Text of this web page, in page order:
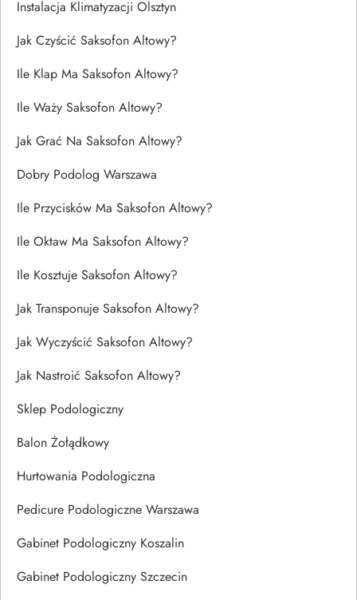
Instalacja Klimatyzacji Olsztyn
Jak Czyścić Saksofon Altowy?
Ile Klap Ma Saksofon Altowy?
Ile Waży Saksofon Altowy?
Jak Grać Na Saksofon Altowy?
Dobry Podolog Warszawa
Ile Przycisków Ma Saksofon Altowy?
Ile Oktaw Ma Saksofon Altowy?
Ile Kosztuje Saksofon Altowy?
Jak Transponuje Saksofon Altowy?
Jak Wyczyścić Saksofon Altowy?
Jak Nastroić Saksofon Altowy?
Sklep Podologiczny
Balon Żołądkowy
Hurtowania Podologiczna
Pedicure Podologiczne Warszawa
Gabinet Podologiczny Koszalin
Gabinet Podologiczny Szczecin